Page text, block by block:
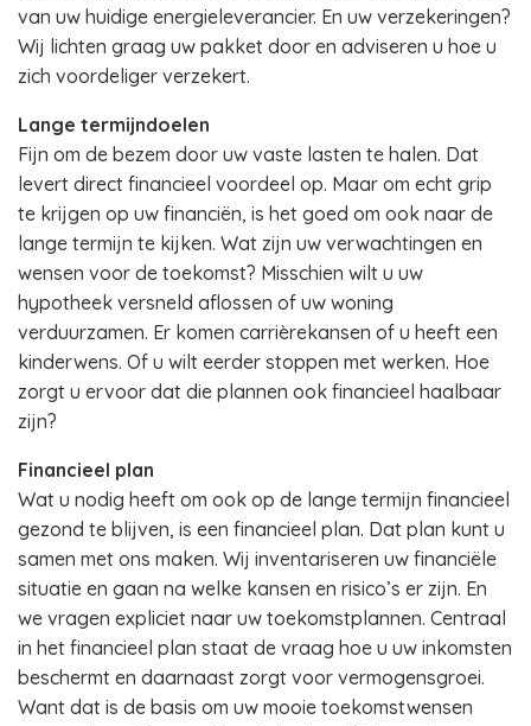
van uw huidige energieleverancier. En uw verzekeringen?
Wij lichten graag uw pakket door en adviseren u hoe u
zich voordeliger verzekert.
Lange termijndoelen
Fijn om de bezem door uw vaste lasten te halen. Dat
levert direct financieel voordeel op. Maar om echt grip
te krijgen op uw financiën, is het goed om ook naar de
lange termijn te kijken. Wat zijn uw verwachtingen en
wensen voor de toekomst? Misschien wilt u uw
hypotheek versneld aflossen of uw woning
verduurzamen. Er komen carrièrekansen of u heeft een
kinderwens. Of u wilt eerder stoppen met werken. Hoe
zorgt u ervoor dat die plannen ook financieel haalbaar
zijn?
Financieel plan
Wat u nodig heeft om ook op de lange termijn financieel
gezond te blijven, is een financieel plan. Dat plan kunt u
samen met ons maken. Wij inventariseren uw financiële
situatie en gaan na welke kansen en risico’s er zijn. En
we vragen expliciet naar uw toekomstplannen. Centraal
in het financieel plan staat de vraag hoe u uw inkomsten
beschermt en daarnaast zorgt voor vermogensgroei.
Want dat is de basis om uw mooie toekomstwensen